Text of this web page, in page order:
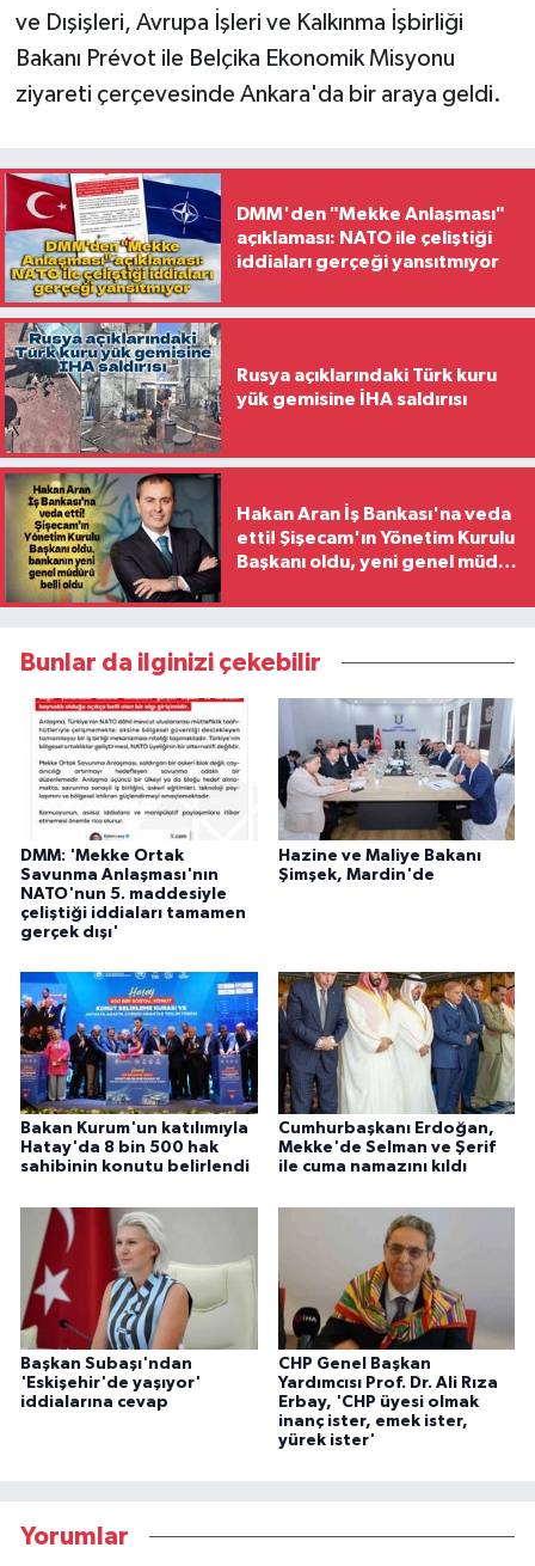
ve Dışişleri, Avrupa İşleri ve Kalkınma İşbirliği
Bakanı Prévot ile Belçika Ekonomik Misyonu
ziyareti çerçevesinde Ankara'da bir araya geldi.
DMM'den "Mekke Anlaşması"
açıklaması: NATO ile çeliştiği
iddiaları gerçeği yansıtmıyor
Rusya açıklarındaki Türk kuru
yük gemisine İHA saldırısı
Hakan Aran İş Bankası'na veda
etti! Şişecam'ın Yönetim Kurulu
Başkanı oldu, yeni genel müdür
Bunlar da ilginizi çekebilir
DMM: 'Mekke Ortak
Savunma Anlaşması'nın
NATO'nun 5. maddesiyle
çeliştiği iddiaları tamamen
gerçek dışı'
Hazine ve Maliye Bakanı
Şimşek, Mardin'de
Bakan Kurum'un katılımıyla
Hatay'da 8 bin 500 hak
sahibinin konutu belirlendi
Cumhurbaşkanı Erdoğan,
Mekke'de Selman ve Şerif
ile cuma namazını kıldı
Başkan Subaşı'ndan
'Eskişehir'de yaşıyor'
iddialarına cevap
CHP Genel Başkan
Yardımcısı Prof. Dr. Ali Rıza
Erbay, 'CHP üyesi olmak
inanç ister, emek ister,
yürek ister'
Yorumlar